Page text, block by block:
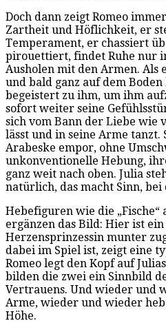
Doch dann zeigt Romeo
Zartheit und Höflichkeit, er
Temperament, er chassiert
pirouettiert, findet Ruhe nur
Ausholen mit den Armen. Als
und bald ganz auf dem
begeistert zu ihm, um ihm
sofort weiter seine
sich vom Bann der Liebe wie
lässt und in seine Arme tanzt.
Arabeske empor, ohne
unkonventionelle Hebung,
ganz weit nach oben. Julia
natürlich, das macht Sinn, bei
Hebefiguren wie die „Fische“
ergänzen das Bild: Hier ist
Herzensprinzessin munter
dabei im Spiel ist, zeigt eine
Romeo legt den Kopf auf
bilden die zwei ein Sinnbild
Vertrauens. Und wieder und
Arme, wieder und wieder
Höhe.